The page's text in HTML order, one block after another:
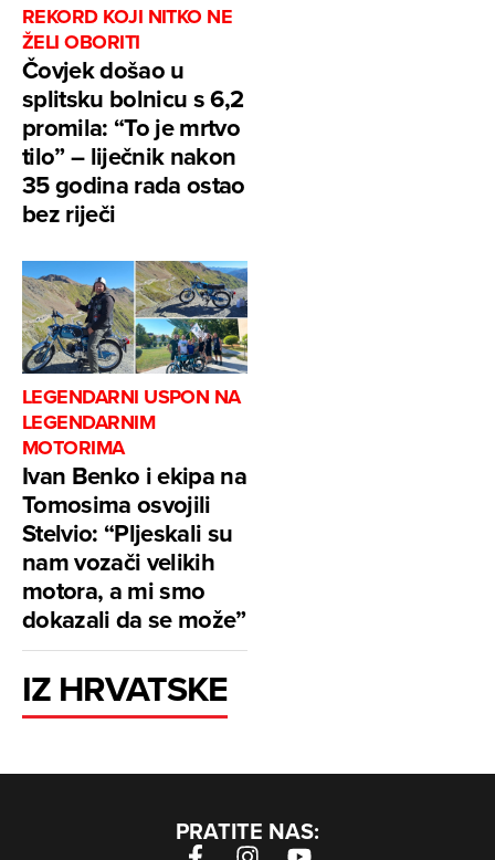
REKORD KOJI NITKO NE
ŽELI OBORITI
Čovjek došao u
splitsku bolnicu s 6,2
promila: “To je mrtvo
tilo” – liječnik nakon
35 godina rada ostao
bez riječi
LEGENDARNI USPON NA
LEGENDARNIM
MOTORIMA
Ivan Benko i ekipa na
Tomosima osvojili
Stelvio: “Pljeskali su
nam vozači velikih
motora, a mi smo
dokazali da se može”
IZ HRVATSKE
PRATITE NAS: